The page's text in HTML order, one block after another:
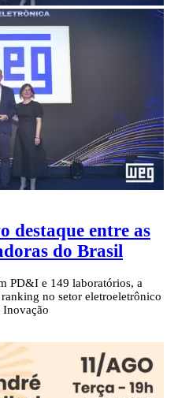
destaque entre as
do Brasil
PD&I e 149 laboratórios, a
no setor eletroeletrônico
Inovação